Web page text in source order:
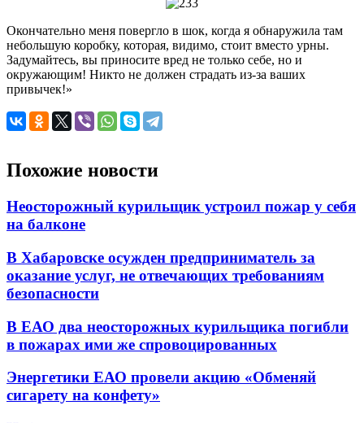
Окончательно меня повергло в шок, когда я обнаружила там
небольшую коробку, которая, видимо, стоит вместо урны.
Задумайтесь, вы приносите вред не только себе, но и
окружающим! Никто не должен страдать из-за ваших
привычек!»
Похожие новости
Неосторожный курильщик устроил пожар у себя
на балконе
В Хабаровске осужден предприниматель за
оказание услуг, не отвечающих требованиям
безопасности
В ЕАО два неосторожных курильщика погибли
в пожарах ими же спровоцированных
Энергетики ЕАО провели акцию «Обменяй
сигарету на конфету»